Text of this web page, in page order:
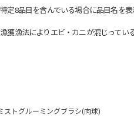
8品目を含んでいる場合に品目名を表
漁法によりエビ・カニが混じって
ストグルーミングブラシ(肉球)